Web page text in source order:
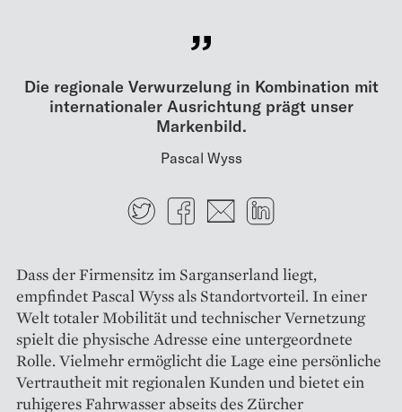
Die regionale Verwurzelung in Kombination mit
internationaler Ausrichtung prägt unser
Markenbild.
Pascal Wyss
TwitterFacebook
E-mail
Dass der Firmensitz im Sarganserland liegt,
empfindet Pascal Wyss als Standortvorteil. In einer
Welt totaler Mobilität und technischer Vernetzung
spielt die physische Adresse eine untergeordnete
Rolle. Vielmehr ermöglicht die Lage eine persönliche
Vertrautheit mit regionalen Kunden und bietet ein
ruhigeres Fahrwasser abseits des Zürcher